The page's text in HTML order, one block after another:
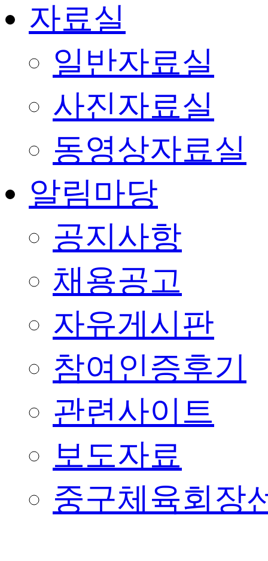
자료실
일반자료실
사진자료실
동영상자료실
알림마당
공지사항
채용공고
자유게시판
참여인증후기
관련사이트
보도자료
중구체육회장